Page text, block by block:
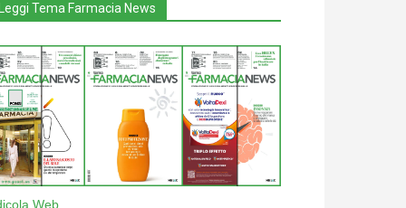
Tema Farmacia News
Web